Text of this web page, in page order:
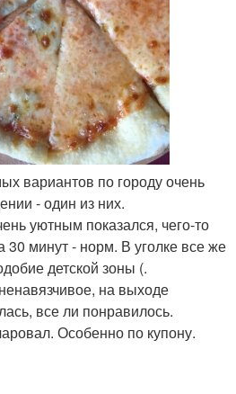
вариантов по городу очень
- один из них.
уютным показался, чего-то
30 минут - норм. В уголке все же
детской зоны (.
на выходе
все ли понравилось.
Особенно по купону.